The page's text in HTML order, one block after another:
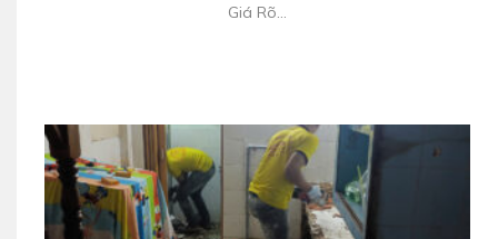
Giá Rõ...